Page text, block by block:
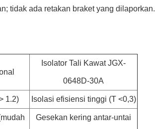
tidak ada retakan braket yang dilaporkan.
Isolator Tali Kawat JGX-
0648D-30A
1.2) Isolasi efisiensi tinggi (T <0,3)
Gesekan kering antar-untai